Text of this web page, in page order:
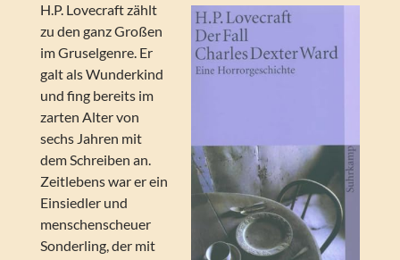
H.P. Lovecraft zählt
zu den ganz Großen
im Gruselgenre. Er
galt als Wunderkind
und fing bereits im
zarten Alter von
sechs Jahren mit
dem Schreiben an.
Zeitlebens war er ein
Einsiedler und
menschenscheuer
Sonderling, der mit